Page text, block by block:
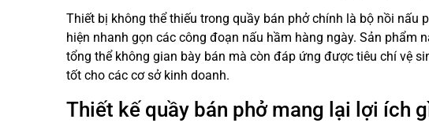
Thiết bị không thể thiếu trong quầy bán phở chính là bộ nồi nấu
hiện nhanh gọn các công đoạn nấu hầm hàng ngày. Sản phẩm
tổng thể không gian bày bán mà còn đáp ứng được tiêu chí vệ
tốt cho các cơ sở kinh doanh.
Thiết kế quầy bán phở mang lại lợi ích